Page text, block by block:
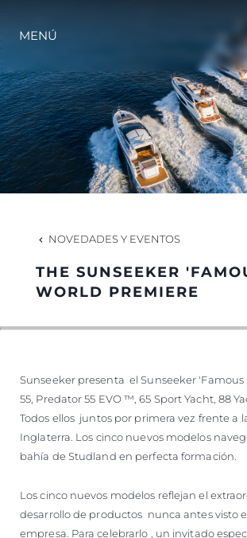
ESTILO DE
INNOVACIÓN
¿QUIÉNES
EL EQUIPO
HISTORIA
MENÚ
NOVEDADES Y EVENTOS
THE SUNSEEKER
WORLD PREMIERE
Sunseeker presenta el Sunseeker
55, Predator 55 EVO ™, 65 Sport Yacht, 88
Todos ellos juntos por primera vez frente a
Inglaterra. Los cinco nuevos modelos
bahía de Studland en perfecta formación.
Los cinco nuevos modelos reflejan el
desarrollo de productos nunca antes visto
empresa. Para celebrarlo , un invitado